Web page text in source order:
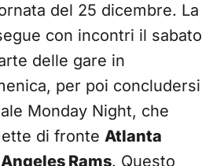
del 25 dicembre. La
con incontri il sabato
delle gare in
per poi concludersi
Monday Night, che
di fronte Atlanta
Rams. Questo